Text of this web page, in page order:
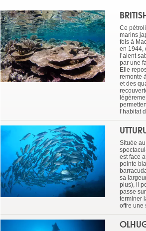
Ce
marins
fois à
en 1944,
l’aient
par une
Elle
remonte
et des
l’habitat
Située
est face
pointe
sa
plus), il
passe
terminer
offre une